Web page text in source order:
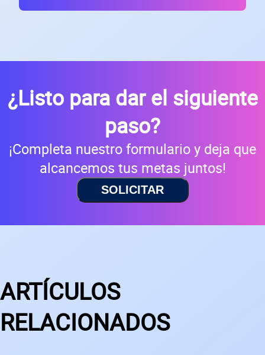
¿Listo para dar el siguiente
paso?
¡Completa nuestro formulario y deja que
alcancemos tus metas juntos!
SOLICITAR
ARTÍCULOS
RELACIONADOS